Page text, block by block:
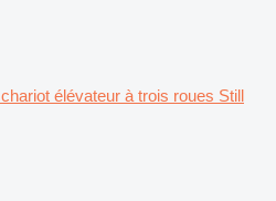
chariot élévateur à trois roues Still